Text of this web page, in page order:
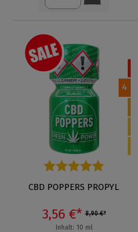
4
Durchschnittliche
CBD POPPERS PROPYL
3,56 €* 8,90 €*
Inhalt: 10 ml